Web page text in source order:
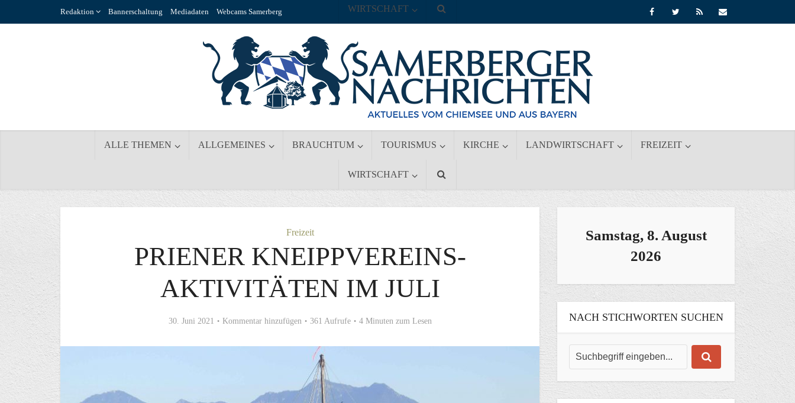
Redaktion Bannerschaltung Mediadaten Webcams Samerberg
ALLE THEMEN ALLGEMEINES BRAUCHTUM TOURISMUS KIRCHE LANDWIRTSCHAFT FREIZEIT
WIRTSCHAFT
WIRTSCHAFT
Freizeit
PRIENER KNEIPPVEREINS-
AKTIVITÄTEN IM JULI
30. Juni 2021 Kommentar hinzufügen 361 Aufrufe 4 Minuten zum Lesen
Samstag, 8. August
2026
NACH STICHWORTEN SUCHEN